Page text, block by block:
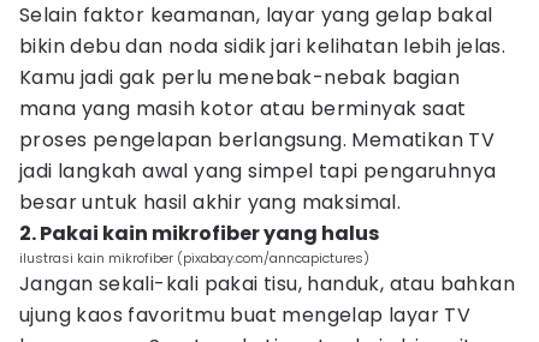
Selain faktor keamanan, layar yang gelap bakal
bikin debu dan noda sidik jari kelihatan lebih jelas.
Kamu jadi gak perlu menebak-nebak bagian
mana yang masih kotor atau berminyak saat
proses pengelapan berlangsung. Mematikan TV
jadi langkah awal yang simpel tapi pengaruhnya
besar untuk hasil akhir yang maksimal.
2. Pakai kain mikrofiber yang halus
ilustrasi kain mikrofiber (pixabay.com/anncapictures)
Jangan sekali-kali pakai tisu, handuk, atau bahkan
ujung kaos favoritmu buat mengelap layar TV